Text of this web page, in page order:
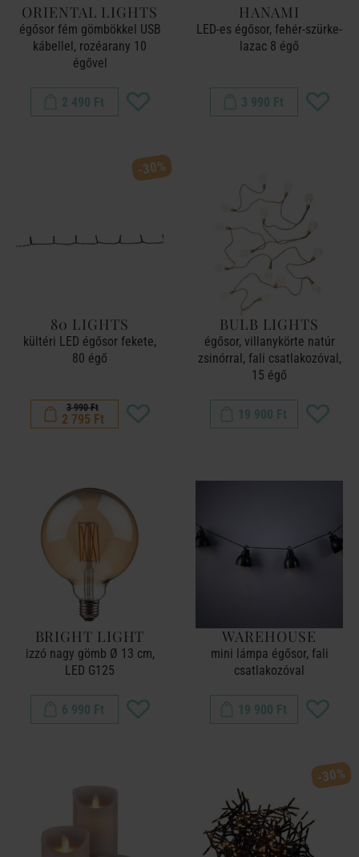
ORIENTAL LIGHTS
égősor fém gömbökkel USB
kábellel, rozéarany 10
égővel
2 490 Ft
HANAMI
LED-es égősor, fehér-szürke-
lazac 8 égő
3 990 Ft
-30%
80 LIGHTS
kültéri LED égősor fekete,
80 égő
3 990 Ft
2 795 Ft
BULB LIGHTS
égősor, villanykörte natúr
zsinórral, fali csatlakozóval,
15 égő
19 900 Ft
BRIGHT LIGHT
izzó nagy gömb Ø 13 cm,
LED G125
6 990 Ft
WAREHOUSE
mini lámpa égősor, fali
csatlakozóval
19 900 Ft
-30%